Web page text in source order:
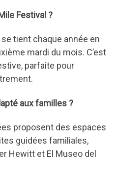
Festival ?
tient chaque année en
mardi du mois. C’est
parfaite pour
aux familles ?
proposent des espaces
guidées familiales,
Hewitt et El Museo del